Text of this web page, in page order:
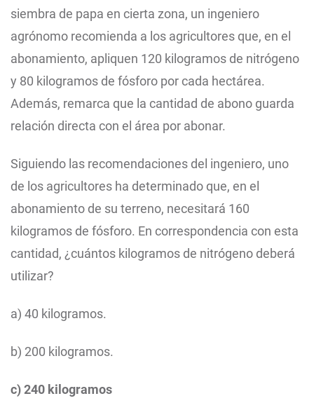
siembra de papa en cierta zona, un ingeniero
agrónomo recomienda a los agricultores que, en el
abonamiento, apliquen 120 kilogramos de nitrógeno
y 80 kilogramos de fósforo por cada hectárea.
Además, remarca que la cantidad de abono guarda
relación directa con el área por abonar.
Siguiendo las recomendaciones del ingeniero, uno
de los agricultores ha determinado que, en el
abonamiento de su terreno, necesitará 160
kilogramos de fósforo. En correspondencia con esta
cantidad, ¿cuántos kilogramos de nitrógeno deberá
utilizar?
a) 40 kilogramos.
b) 200 kilogramos.
c) 240 kilogramos